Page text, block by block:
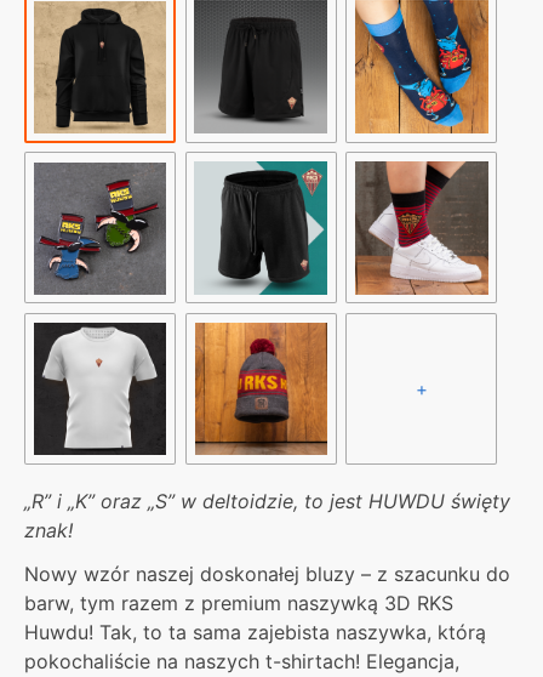
+
„R” i „K” oraz „S” w deltoidzie, to jest HUWDU święty
znak!
Nowy wzór naszej doskonałej bluzy – z szacunku do
barw, tym razem z premium naszywką 3D RKS
Huwdu! Tak, to ta sama zajebista naszywka, którą
pokochaliście na naszych t-shirtach! Elegancja,